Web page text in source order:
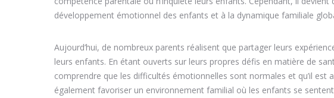
développement émotionnel des enfants et à la dynamique familiale
Aujourd’hui, de nombreux parents réalisent que partager leurs
leurs enfants. En étant ouverts sur leurs propres défis en matière de
comprendre que les difficultés émotionnelles sont normales et qu’il est
également favoriser un environnement familial où les enfants se